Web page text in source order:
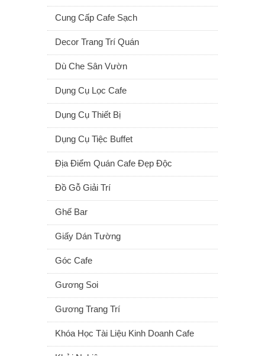
Cung Cấp Cafe Sạch
Decor Trang Trí Quán
Dù Che Sân Vườn
Dụng Cụ Lọc Cafe
Dụng Cụ Thiết Bị
Dụng Cụ Tiệc Buffet
Địa Điểm Quán Cafe Đẹp Độc
Đồ Gỗ Giải Trí
Ghế Bar
Giấy Dán Tường
Góc Cafe
Gương Soi
Gương Trang Trí
Khóa Học Tài Liệu Kinh Doanh Cafe